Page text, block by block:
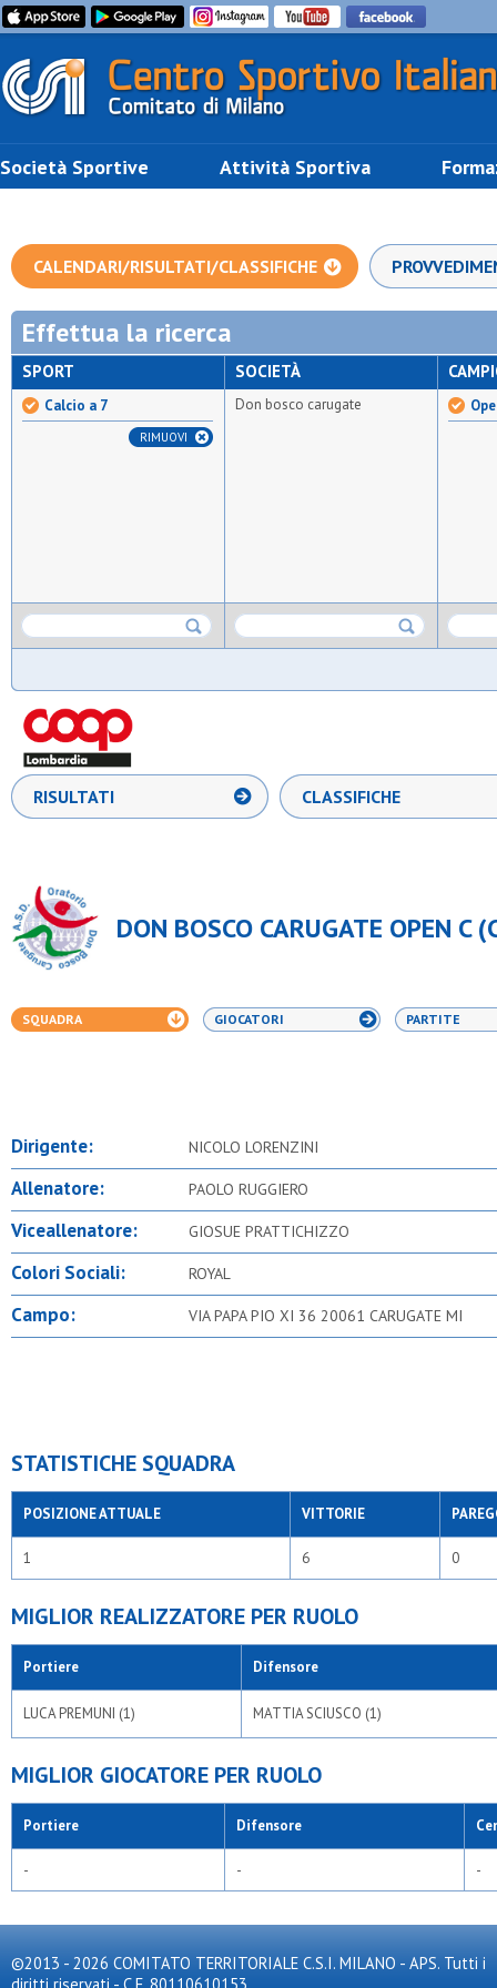
Società Sportive Attività Sportiva
CALENDARI/RISULTATI/CLASSIFICHE
Effettua la ricerca
SPORT
Calcio a 7
RIMUOVI
SOCIETÀ
Don bosco carugate
RISULTATI CLASSIFICHE
DON BOSCO CARUGATE OPEN C
SQUADRA GIOCATORI PARTITE
Dirigente: NICOLO LORENZINI
Allenatore: PAOLO RUGGIERO
Viceallenatore: GIOSUE PRATTICHIZZO
Colori Sociali: ROYAL
Campo: VIA PAPA PIO XI 36 20061 CARUGATE MI
STATISTICHE SQUADRA
POSIZIONE ATTUALE VITTORIE
1 6 0
MIGLIOR REALIZZATORE PER RUOLO
Portiere Difensore
LUCA PREMUNI (1) MATTIA SCIUSCO (1)
MIGLIOR GIOCATORE PER RUOLO
Portiere Difensore
- - -
©2013 - 2026 COMITATO TERRITORIALE C.S.I. MILANO - APS. Tutti i